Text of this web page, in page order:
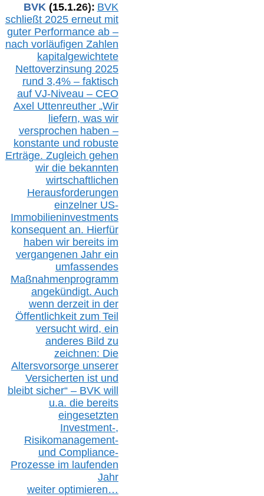
BVK (15.1.26): BVK
schließt 2025 erneut mit
guter Performance ab –
nach vorläufigen Zahlen
kapitalgewichtete
Nettoverzinsung 2025
rund 3,4% – faktisch
auf VJ-Niveau – CEO
Axel Uttenreuther „Wir
liefern, was wir
versprochen haben –
konstante und robuste
Erträge. Zugleich gehen
wir die bekannten
wirtschaftlichen
Herausforderungen
einzelner US-
Immobilieninvestments
konsequent an. Hierfür
haben wir bereits im
vergangenen Jahr ein
umfassendes
Maßnahmenprogramm
angekündigt. Auch
wenn derzeit in der
Öffentlichkeit zum Teil
versucht wird, ein
anderes Bild zu
zeichnen: Die
Altersvorsorge unserer
Versicherten ist und
bleibt sicher“ – BVK will
u.a. die bereits
eingesetzten
Investment-,
Risikomanagement-
und Compliance-
Prozesse im laufenden
Jahr
weiter optimieren…